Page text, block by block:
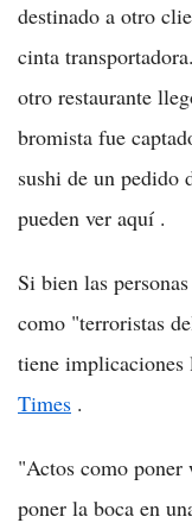
destinado a otro
cinta
otro restaurante
bromista fue
sushi de un pedido
pueden ver aquí .
Si bien las
como "terroristas
tiene implicaciones
Times .
"Actos como poner
poner la boca en